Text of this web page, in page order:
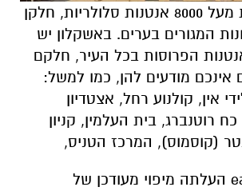
בישראל פועלות מעל 8000 אנטנות סלולריות, חלקן
המגורים בערים. באשקלון יש
להיות, 98 אנטנות הפרוסות בכל העיר, חלקם
מודעים להן, כמו למשל:
אין, קולנוע רחל, אצטדיון
רוטנברג, בית העלמין, קניון
(קוסמוס), המרכז הטניס,
העלתה מיפוי מעודכן של